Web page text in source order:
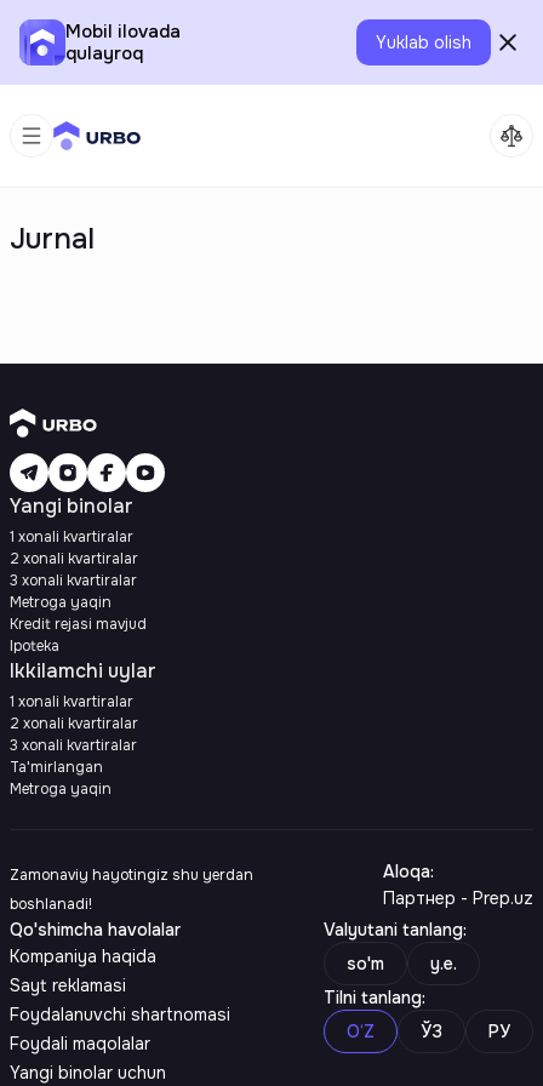
Mobil ilovada
qulayroq
Yuklab olish
Jurnal
Yangi binolar
1 xonali kvartiralar
2 xonali kvartiralar
3 xonali kvartiralar
Metroga yaqin
Kredit rejasi mavjud
Ipoteka
Ikkilamchi uylar
1 xonali kvartiralar
2 xonali kvartiralar
3 xonali kvartiralar
Ta'mirlangan
Metroga yaqin
Zamonaviy hayotingiz shu yerdan
boshlanadi!
Aloqa:
Партнер - Prep.uz
Qo'shimcha havolalar
Kompaniya haqida
Sayt reklamasi
Foydalanuvchi shartnomasi
Foydali maqolalar
Yangi binolar uchun
Valyutani tanlang:
so'm
y.e.
Tilni tanlang:
O‘Z
ЎЗ РУ